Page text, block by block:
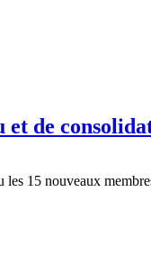
et de
15 nouveaux